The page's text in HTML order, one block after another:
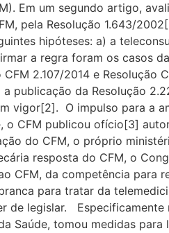
Em um segundo artigo,
pela Resolução 1.643/
hipóteses: a) a
a regra foram os casos
2.107/2014 e Resolução
publicação da Resolução
vigor[2]. O impulso para a
CFM publicou ofício[3]
do CFM, o próprio
resposta do CFM, o
da competência para
para tratar da
de legislar.
Saúde, tomou medidas